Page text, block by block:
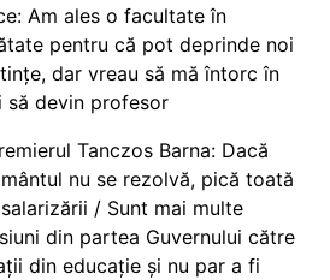
Am ales o facultate în
pentru că pot deprinde noi
dar vreau să mă întorc în
să devin profesor
Tanczos Barna: Dacă
nu se rezolvă, pică toată
/ Sunt mai multe
din partea Guvernului către
din educație și nu par a fi